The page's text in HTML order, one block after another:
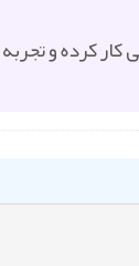
کار کرده و